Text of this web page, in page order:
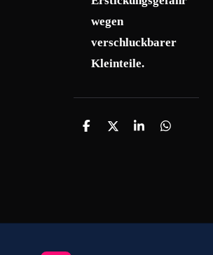
wegen
verschluckbarer
Kleinteile.
T
T
T
T